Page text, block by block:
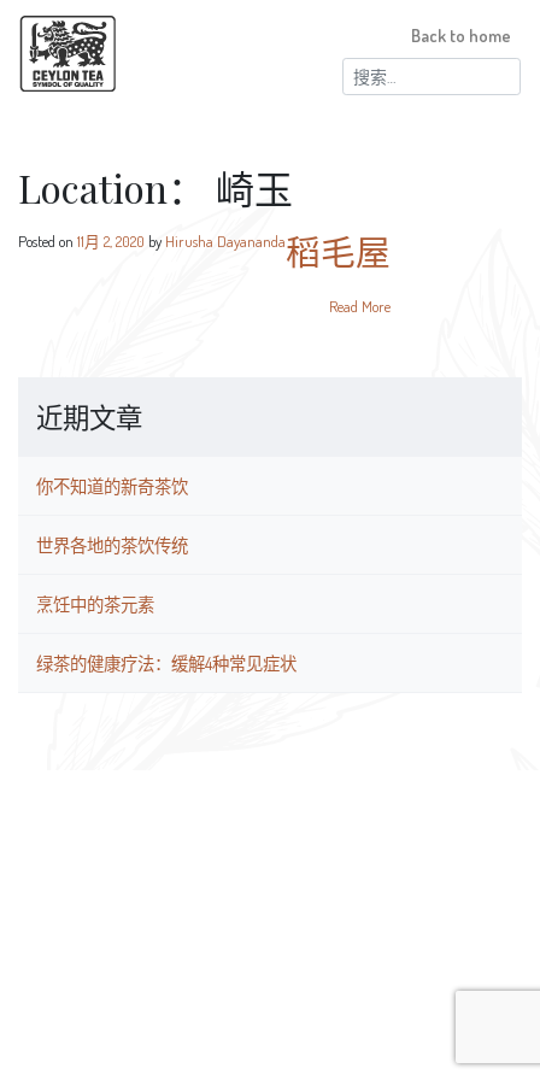
搜
索：
Back to home
Location： 崎玉
Posted on 11月 2, 2020 by Hirusha Dayananda稻毛屋
Read More
近期文章
你不知道的新奇茶饮
世界各地的茶饮传统
烹饪中的茶元素
绿茶的健康疗法：缓解4种常见症状